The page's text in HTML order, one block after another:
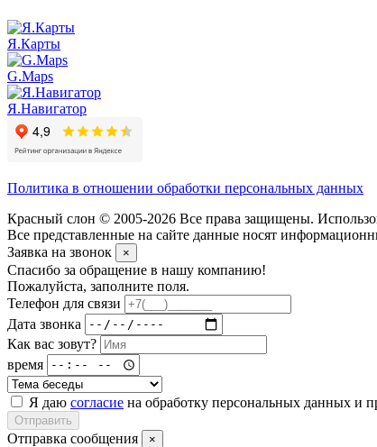
Я.Карты
G.Maps
Я.Навигатор
Политика в отношении обработки персональных данных
Красный слон © 2005-2026 Все права защищены.
Все представленные на сайте данные носят
Заявка на звонок
×
Спасибо за обращение в нашу компанию!
Пожалуйста, заполните поля.
Телефон для связи
Дата звонка
Как вас зовут?
время
Я даю согласие на обработку персональных данных и
Отправить
Отправка сообщения ×